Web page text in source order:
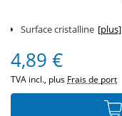
Surface cristalline [plus]
4,89 €
TVA incl., plus Frais de port